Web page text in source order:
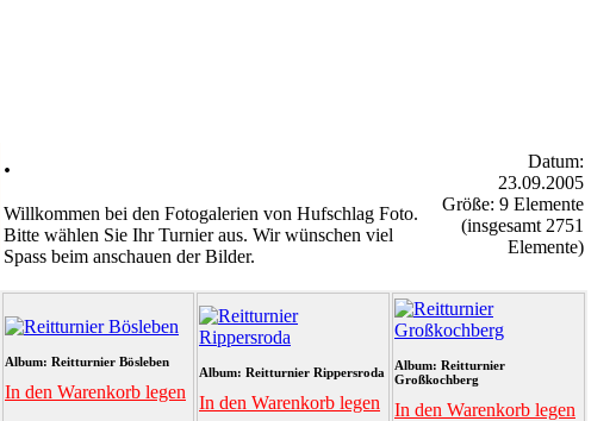
.
Willkommen bei den Fotogalerien von Hufschlag Foto.
Bitte wählen Sie Ihr Turnier aus. Wir wünschen viel
Spass beim anschauen der Bilder.
Datum:
23.09.2005
Größe: 9 Elemente
(insgesamt 2751
Elemente)
Album: Reitturnier Bösleben
In den Warenkorb legen
Album: Reitturnier Rippersroda
In den Warenkorb legen
Album: Reitturnier
Großkochberg
In den Warenkorb legen